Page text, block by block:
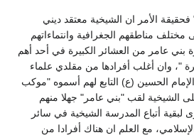
الأمر ان الشيخية معتقد ديني
مختلف مناطقهم الجغرافية وانتماءاتهم
بني عامر من العشائر الكبيرة في أحد أهم
"، وان أغلب أفرادها من مقلدي علماء
الحسين (ع) التابع لهم أسموه "موكب
الشيخية لقب "بني عامر" جهلا منهم
لبقية أتباع المدرسة الشيخية في سائر
مع العلم ان هناك أفرادا من